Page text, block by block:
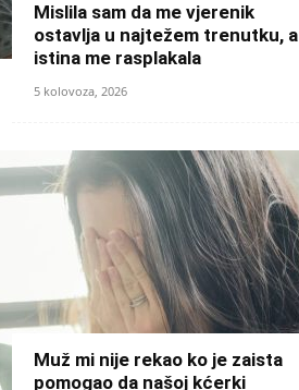
Mislila sam da me vjerenik
ostavlja u najtežem trenutku, a
istina me rasplakala
5 kolovoza, 2026
Muž mi nije rekao ko je zaista
pomogao da našoj kćerki